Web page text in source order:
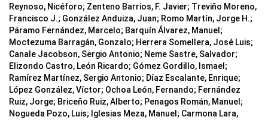
Reynoso, Nicéforo; Zenteno Barrios, F. Javier; Treviño Moreno,
Francisco J.; González Anduiza, Juan; Romo Martín, Jorge H.;
Páramo Fernández, Marcelo; Barquín Álvarez, Manuel;
Moctezuma Barragán, Gonzalo; Herrera Somellera, José Luis;
Canale Jacobson, Sergio Antonio; Neme Sastre, Salvador;
Elizondo Castro, León Ricardo; Gómez Gordillo, Ismael;
Ramírez Martínez, Sergio Antonio; Díaz Escalante, Enrique;
López González, Víctor; Ochoa León, Fernando; Fernández
Ruiz, Jorge; Briceño Ruiz, Alberto; Penagos Román, Manuel;
Nogueda Pozo, Luis; Iglesias Meza, Manuel; Carmona Lara,